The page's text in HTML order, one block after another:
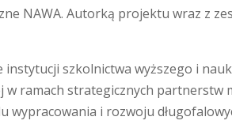
NAWA. Autorką projektu wraz z
szkolnictwa wyższego i
ramach strategicznych partnerstw
wypracowania i rozwoju